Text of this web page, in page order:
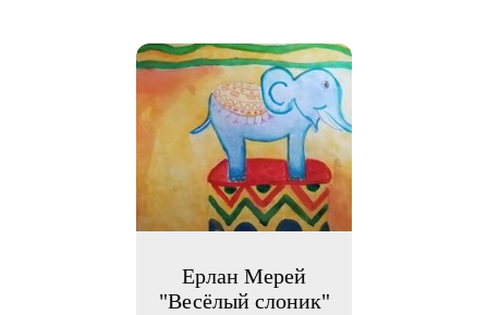
Ерлан Мерей
"Весёлый слоник"